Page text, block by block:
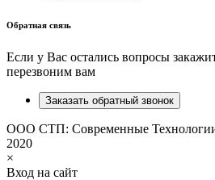
Обратная связь
Если у Вас остались вопросы
перезвоним вам
Заказать обратный звонок
ООО СТП: Современные
2020
×
Вход на сайт